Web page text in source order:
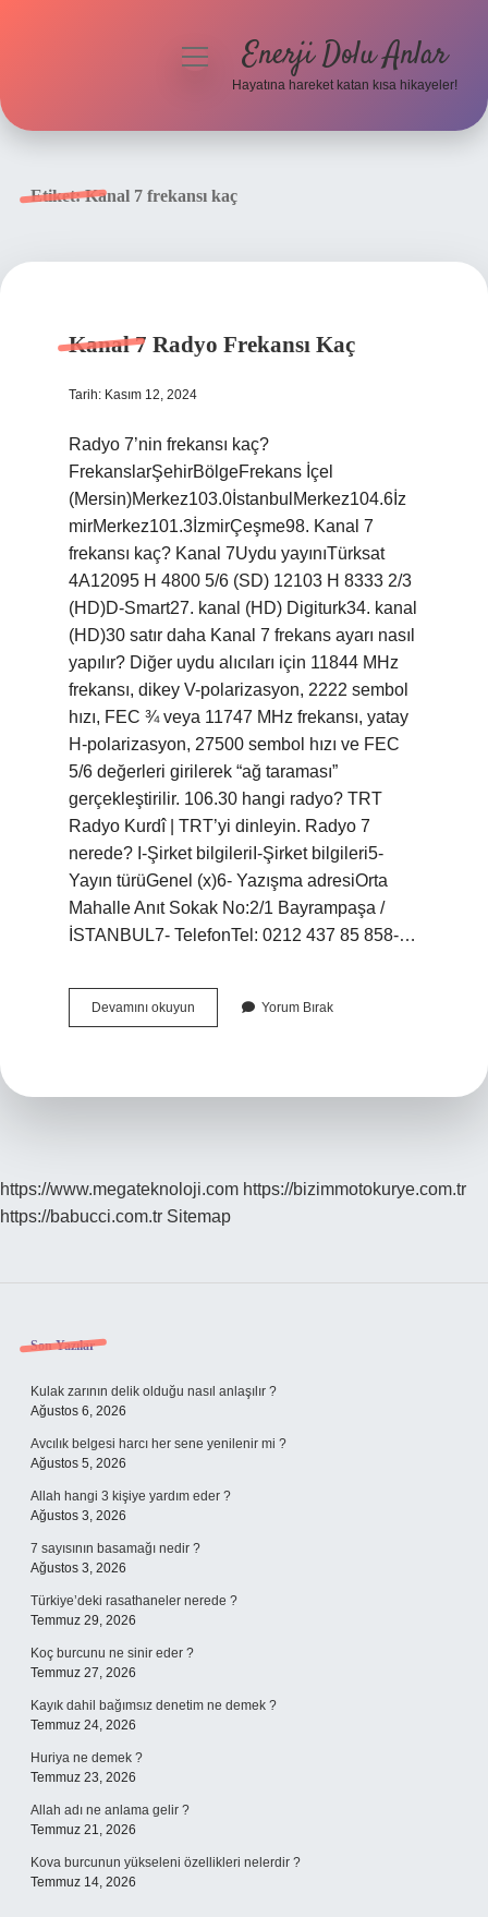
menüyüEnerji Dolu Anlar
Hayatına hareket katan kısa hikayeler!
Etiket:Kanal 7 frekansı kaç
Kanal 7 Radyo Frekansı Kaç
Tarih: Kasım 12, 2024
Radyo 7’nin frekansı kaç?
FrekanslarŞehirBölgeFrekans İçel
(Mersin)Merkez103.0İstanbulMerkez104.6İz
mirMerkez101.3İzmirÇeşme98. Kanal 7
frekansı kaç? Kanal 7Uydu yayınıTürksat
4A12095 H 4800 5/6 (SD) 12103 H 8333 2/3
(HD)D-Smart27. kanal (HD) Digiturk34. kanal
(HD)30 satır daha Kanal 7 frekans ayarı nasıl
yapılır? Diğer uydu alıcıları için 11844 MHz
frekansı, dikey V-polarizasyon, 2222 sembol
hızı, FEC ¾ veya 11747 MHz frekansı, yatay
H-polarizasyon, 27500 sembol hızı ve FEC
5/6 değerleri girilerek “ağ taraması”
gerçekleştirilir. 106.30 hangi radyo? TRT
Radyo Kurdî | TRT’yi dinleyin. Radyo 7
nerede? I-Şirket bilgileriI-Şirket bilgileri5-
Yayın türüGenel (x)6- Yazışma adresiOrta
Mahalle Anıt Sokak No:2/1 Bayrampaşa /
İSTANBUL7- TelefonTel: 0212 437 85 858-…
Devamını okuyun
7
Yorum Bırak
https://www.megateknoloji.com https://bizimmotokurye.com.tr
https://babucci.com.tr Sitemap
Sidebar
Son Yazılar
Kulak zarının delik olduğu nasıl anlaşılır ?
Ağustos 6, 2026
Avcılık belgesi harcı her sene yenilenir mi ?
Ağustos 5, 2026
Allah hangi 3 kişiye yardım eder ?
Ağustos 3, 2026
7 sayısının basamağı nedir ?
Ağustos 3, 2026
Türkiye’deki rasathaneler nerede ?
Temmuz 29, 2026
Koç burcunu ne sinir eder ?
Temmuz 27, 2026
Kayık dahil bağımsız denetim ne demek ?
Temmuz 24, 2026
Huriya ne demek ?
Temmuz 23, 2026
Allah adı ne anlama gelir ?
Temmuz 21, 2026
Kova burcunun yükseleni özellikleri nelerdir ?
Temmuz 14, 2026